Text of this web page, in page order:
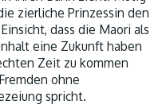
zierliche Prinzessin den
dass die Maori als
eine Zukunft haben
Zeit zu kommen
ohne
spricht.